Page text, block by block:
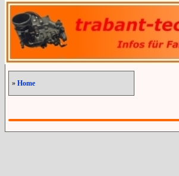
» Home